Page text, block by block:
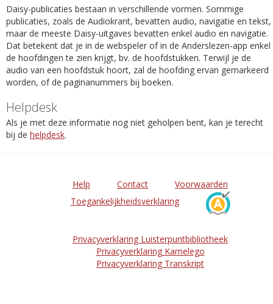
Daisy-publicaties bestaan in verschillende vormen. Sommige
publicaties, zoals de Audiokrant, bevatten audio, navigatie en tekst,
maar de meeste Daisy-uitgaves bevatten enkel audio en navigatie.
Dat betekent dat je in de webspeler of in de Anderslezen-app enkel
de hoofdingen te zien krijgt, bv. de hoofdstukken. Terwijl je de
audio van een hoofdstuk hoort, zal de hoofding ervan gemarkeerd
worden, of de paginanummers bij boeken.
Helpdesk
Als je met deze informatie nog niet geholpen bent, kan je terecht
bij de helpdesk.
Help Contact
Voorwaarden
Toegankelijkheidsverklaring
Privacyverklaring Luisterpuntbibliotheek
Privacyverklaring Kamelego
Privacyverklaring Transkript